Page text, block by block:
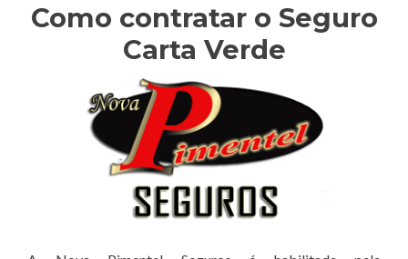
Como contratar o Seguro
Carta Verde